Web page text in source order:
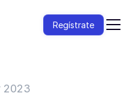
Regístrate
2023